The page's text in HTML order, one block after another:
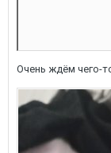
Очень ждём чего-